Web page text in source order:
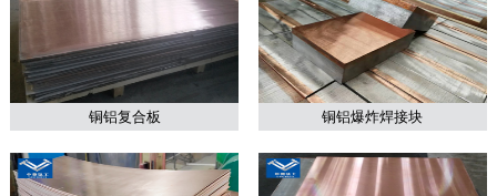
铜铝复合板 铜铝爆炸焊接块